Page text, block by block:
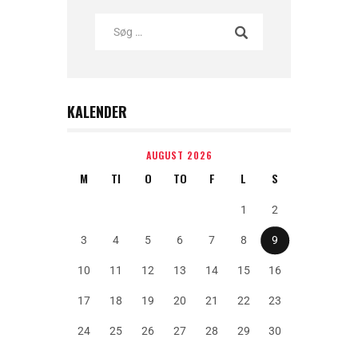
KALENDER
AUGUST 2026
M TI O TO F L S
1 2
3 4 5 6 7 8 9
10 11 12 13 14 15 16
17 18 19 20 21 22 23
24 25 26 27 28 29 30